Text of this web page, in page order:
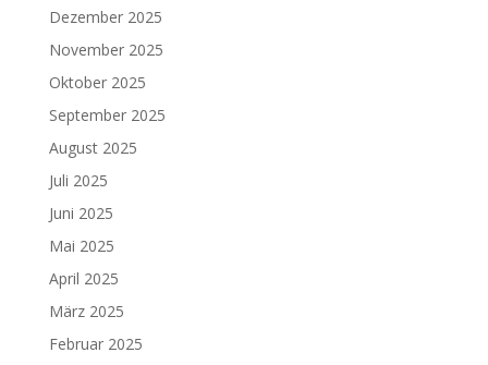
Dezember 2025
November 2025
Oktober 2025
September 2025
August 2025
Juli 2025
Juni 2025
Mai 2025
April 2025
März 2025
Februar 2025